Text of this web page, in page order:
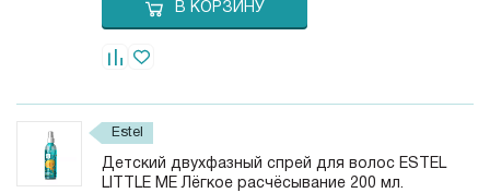
В КОРЗИНУ
Estel
Детский двухфазный спрей для волос ESTEL
LITTLE ME Лёгкое расчёсывание 200 мл.